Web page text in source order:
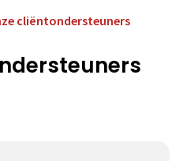
cliëntondersteuners